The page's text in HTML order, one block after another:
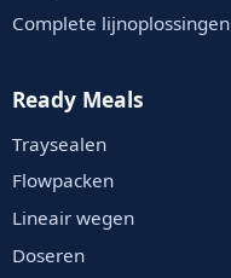
Complete lijnoplossingen
Ready Meals
Traysealen
Flowpacken
Lineair wegen
Doseren